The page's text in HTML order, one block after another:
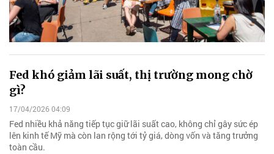
Fed khó giảm lãi suất, thị trường mong chờ
gì?
17/04/2026 04:09
Fed nhiều khả năng tiếp tục giữ lãi suất cao, không chỉ gây sức ép
lên kinh tế Mỹ mà còn lan rộng tới tỷ giá, dòng vốn và tăng trưởng
toàn cầu.